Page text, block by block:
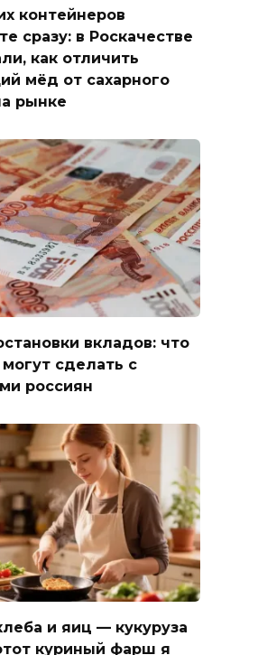
контейнеров
сразу: в Роскачестве
как отличить
мёд от сахарного
рынке
вкладов: что
сделать с
россиян
и яиц — кукуруза
куриный фарш я